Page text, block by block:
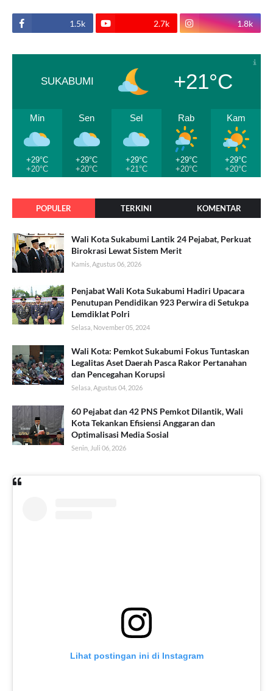
1.5k 2.7k 1.8k
SUKABUMI +21°C
Min
+29°C
+20°C
Sen
+29°C
+20°C
Sel
+29°C
+21°C
Rab
+29°C
+20°C
Kam
+29°C
+20°C
POPULER TERKINI KOMENTAR
Wali Kota Sukabumi Lantik 24 Pejabat, Perkuat
Birokrasi Lewat Sistem Merit
Kamis, Agustus 06, 2026
Penjabat Wali Kota Sukabumi Hadiri Upacara
Penutupan Pendidikan 923 Perwira di Setukpa
Lemdiklat Polri
Selasa, November 05, 2024
Wali Kota: Pemkot Sukabumi Fokus Tuntaskan
Legalitas Aset Daerah Pasca Rakor Pertanahan
dan Pencegahan Korupsi
Selasa, Agustus 04, 2026
60 Pejabat dan 42 PNS Pemkot Dilantik, Wali
Kota Tekankan Efisiensi Anggaran dan
Optimalisasi Media Sosial
Senin, Juli 06, 2026
Lihat postingan ini di Instagram